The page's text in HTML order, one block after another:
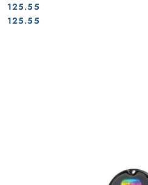
Cena:
125.55
Cena:
125.55